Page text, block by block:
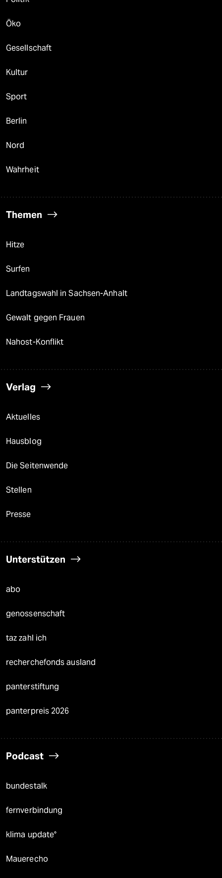
Öko
Gesellschaft
Kultur
Sport
Berlin
Nord
Wahrheit
Themen
Hitze
Surfen
Landtagswahl in Sachsen-Anhalt
Gewalt gegen Frauen
Nahost-Konflikt
Verlag
Aktuelles
Hausblog
Die Seitenwende
Stellen
Presse
Unterstützen
abo
genossenschaft
taz zahl ich
recherchefonds ausland
panterstiftung
panterpreis 2026
Podcast
bundestalk
fernverbindung
klima update°
Mauerecho